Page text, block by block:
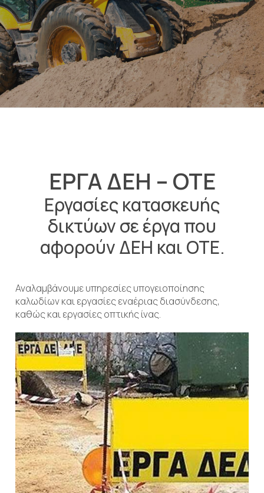
ΕΡΓΑ ΔΕΗ – ΟΤΕ
Εργασίες κατασκευής
δικτύων σε έργα που
αφορούν ΔΕΗ και ΟΤΕ.
Αναλαμβάνουμε υπηρεσίες υπογειοποίησης
καλωδίων και εργασίες εναέριας διασύνδεσης,
καθώς και εργασίες οπτικής ίνας.